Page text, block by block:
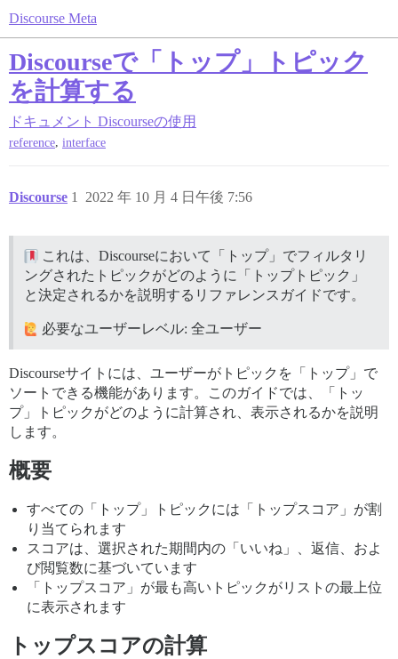
Discourse Meta
Discourseで「トップ」トピック
を計算する
ドキュメント Discourseの使用
reference, interface
Discourse 2022 年 10 月 4 日午後 7:56
1
これは、Discourseにおいて「トップ」でフィルタリ
ングされたトピックがどのように「トップトピック」
と決定されるかを説明するリファレンスガイドです。
必要なユーザーレベル: 全ユーザー
Discourseサイトには、ユーザーがトピックを「トップ」で
ソートできる機能があります。このガイドでは、「トッ
プ」トピックがどのように計算され、表示されるかを説明
します。
概要
すべての「トップ」トピックには「トップスコア」が割
り当てられます
スコアは、選択された期間内の「いいね」、返信、およ
び閲覧数に基づいています
「トップスコア」が最も高いトピックがリストの最上位
に表示されます
トップスコアの計算